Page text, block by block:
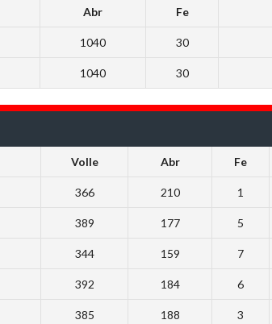
Abr Fe
1040 30
1040 30
Volle Abr Fe
366 210 1
389 177 5
344 159 7
392 184 6
385 188 3